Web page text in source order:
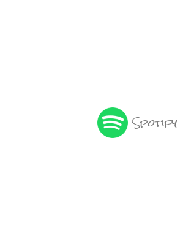
Spotify